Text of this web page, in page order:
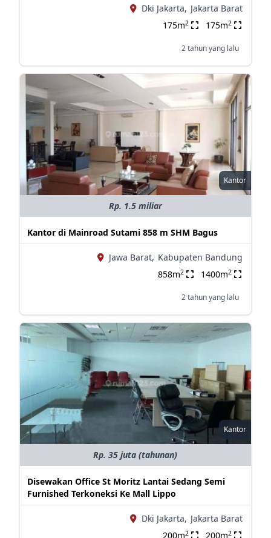
Dki Jakarta, Jakarta Barat
175m2 175m2
2 tahun yang lalu
Kantor
Rp. 1.5 miliar
Kantor di Mainroad Sutami 858 m SHM Bagus
Jawa Barat, Kabupaten Bandung
858m2 1400m2
2 tahun yang lalu
Kantor
Rp. 35 juta (tahunan)
Disewakan Office St Moritz Lantai Sedang Semi
Furnished Terkoneksi Ke Mall Lippo
Dki Jakarta, Jakarta Barat
200m2 200m2